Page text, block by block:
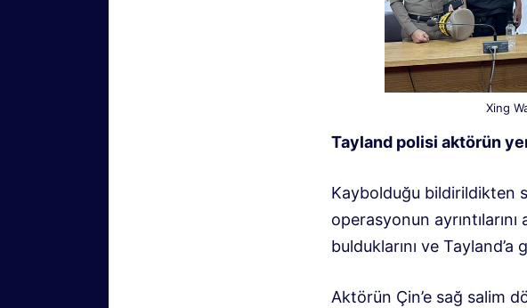
Xing
Tayland polisi aktörün
Kaybolduğu bildirildikten
operasyonun
bulduklarını ve
Aktörün Çin’e sağ salim